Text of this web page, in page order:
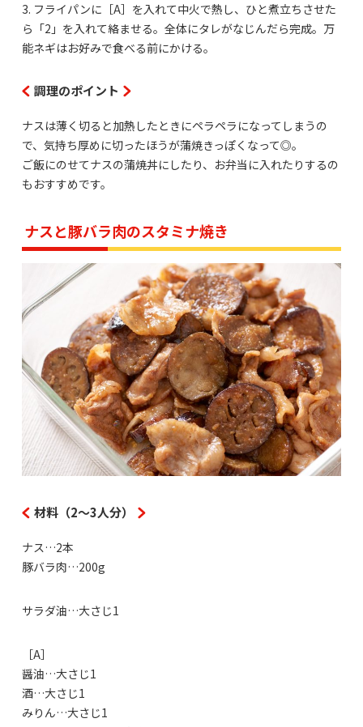
3. フライパンに［A］を入れて中火で熱し、ひと煮立ちさせた
ら「2」を入れて絡ませる。全体にタレがなじんだら完成。万
能ネギはお好みで食べる前にかける。
調理のポイント
ナスは薄く切ると加熱したときにペラペラになってしまうの
で、気持ち厚めに切ったほうが蒲焼きっぽくなって◎。
ご飯にのせてナスの蒲焼丼にしたり、お弁当に入れたりするの
もおすすめです。
ナスと豚バラ肉のスタミナ焼き
材料（2～3人分）
ナス…2本
豚バラ肉…200g
サラダ油…大さじ1
［A］
醤油…大さじ1
酒…大さじ1
みりん…大さじ1